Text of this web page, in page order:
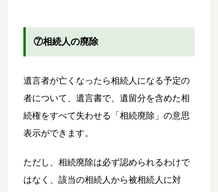
⑦相続人の廃除
遺言者が亡くなったら相続人になる予定の
者について、遺言書で、遺留分を含めた相
続権をすべて失わせる「相続廃除」の意思
表示ができます。
ただし、相続廃除は必ず認められるわけで
はなく、該当の相続人から被相続人に対